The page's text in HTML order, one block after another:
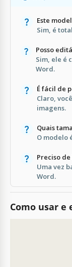
Este
Sim, é
Posso
Sim, ele é
Word.
É fácil de
Claro,
imagens.
Quais
O modelo
Preciso
Uma vez
Word.
Como usar